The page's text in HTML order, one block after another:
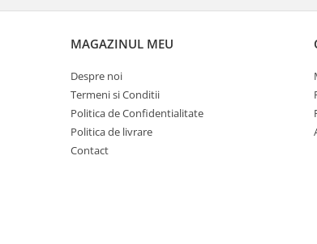
MAGAZINUL MEU
Despre noi
Termeni si Conditii
Politica de Confidentialitate
Politica de livrare
Contact